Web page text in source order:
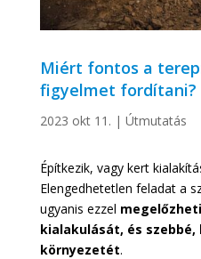
Miért fontos a
figyelmet fordítani?
2023 okt 11. | Útmutatás
Építkezik, vagy kert
Elengedhetetlen feladat a
ugyanis ezzel
kialakulását, és
környezetét.